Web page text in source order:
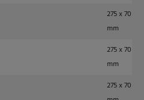
275 x 70
mm
275 x 70
mm
275 x 70